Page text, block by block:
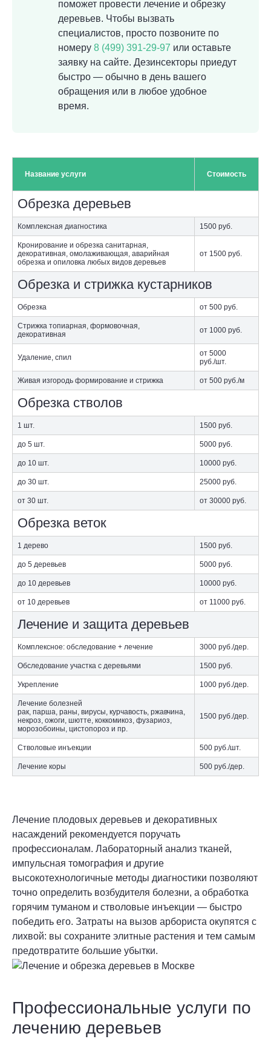
поможет провести лечение и обрезку
деревьев. Чтобы вызвать
специалистов, просто позвоните по
номеру 8 (499) 391-29-97 или оставьте
заявку на сайте. Дезинсекторы приедут
быстро — обычно в день вашего
обращения или в любое удобное
время.
Название услуги Стоимость
Обрезка деревьев
Комплексная диагностика 1500 руб.
Кронирование и обрезка санитарная,
декоративная, омолаживающая, аварийная
обрезка и опиловка любых видов деревьев
от 1500 руб.
Обрезка и стрижка кустарников
Обрезка от 500 руб.
Стрижка топиарная, формовочная,
декоративная
от 1000 руб.
Удаление, спил
от 5000
руб./шт.
Живая изгородь формирование и стрижка от 500 руб./м
Обрезка стволов
1 шт. 1500 руб.
до 5 шт. 5000 руб.
до 10 шт. 10000 руб.
до 30 шт. 25000 руб.
от 30 шт. от 30000 руб.
Обрезка веток
1 дерево 1500 руб.
до 5 деревьев 5000 руб.
до 10 деревьев 10000 руб.
от 10 деревьев от 11000 руб.
Лечение и защита деревьев
Комплексное: обследование + лечение 3000 руб./дер.
Обследование участка с деревьями 1500 руб.
Укрепление 1000 руб./дер.
Лечение болезней
рак, парша, раны, вирусы, курчавость, ржавчина,
некроз, ожоги, шютте, коккомикоз, фузариоз,
морозобоины, цистопороз и пр.
1500 руб./дер.
Стволовые инъекции 500 руб./шт.
Лечение коры 500 руб./дер.
Лечение плодовых деревьев и декоративных
насаждений рекомендуется поручать
профессионалам. Лабораторный анализ тканей,
импульсная томография и другие
высокотехнологичные методы диагностики позволяют
точно определить возбудителя болезни, а обработка
горячим туманом и стволовые инъекции — быстро
победить его. Затраты на вызов арбориста окупятся с
лихвой: вы сохраните элитные растения и тем самым
предотвратите большие убытки.
Профессиональные услуги по
лечению деревьев